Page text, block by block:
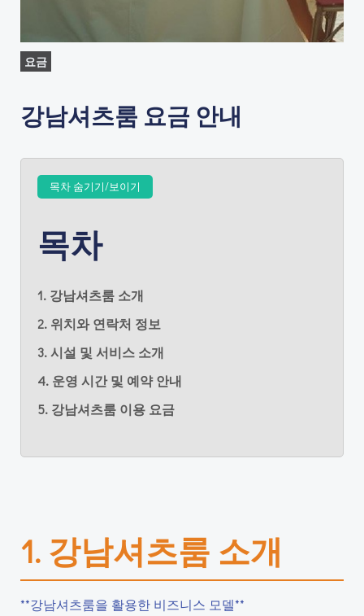
요금
강남셔츠룸 요금 안내
목차 숨기기/보이기
목차
1. 강남셔츠룸 소개
2. 위치와 연락처 정보
3. 시설 및 서비스 소개
4. 운영 시간 및 예약 안내
5. 강남셔츠룸 이용 요금
1. 강남셔츠룸 소개
**강남셔츠룸을 활용한 비즈니스 모델**